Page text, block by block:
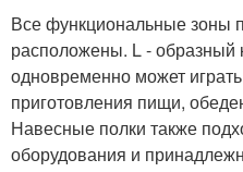
Все функциональные зоны
расположены. L - образный
одновременно может
приготовления пищи,
Навесные полки также
оборудования и